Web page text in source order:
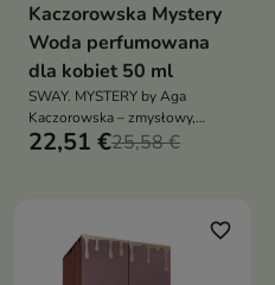
Kaczorowska Mystery
Woda perfumowana
dla kobiet 50 ml
SWAY. MYSTERY by Aga
Kaczorowska – zmysłowy,
elegancki i tajemniczy zapach
22,51 €25,58 €
favorite_border